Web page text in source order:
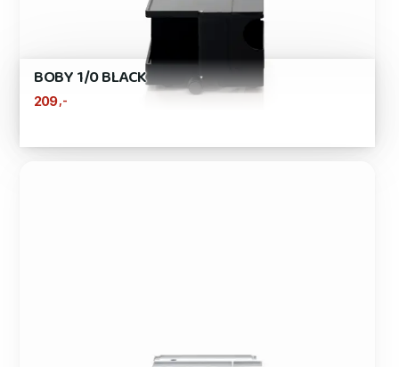
BOBY 1/0 BLACK
209 ,-